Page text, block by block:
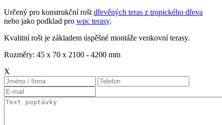
Určený pro konstrukční rošt dřevěných teras z tropického dřeva
nebo jako podklad pro wpc terasy.
Kvalitní rošt je základem úspěšné montáže venkovní terasy.
Rozměry: 45 x 70 x 2100 - 4200 mm
X